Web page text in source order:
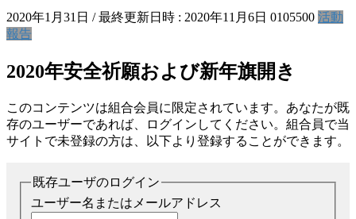
2020年1月31日 / 最終更新日時 : 2020年11月6日 0105500 活動
報告
2020年安全祈願および新年旗開き
このコンテンツは組合会員に限定されています。あなたが既
存のユーザーであれば、ログインしてください。組合員で当
サイトで未登録の方は、以下より登録することができます。
既存ユーザのログイン
ユーザー名またはメールアドレス